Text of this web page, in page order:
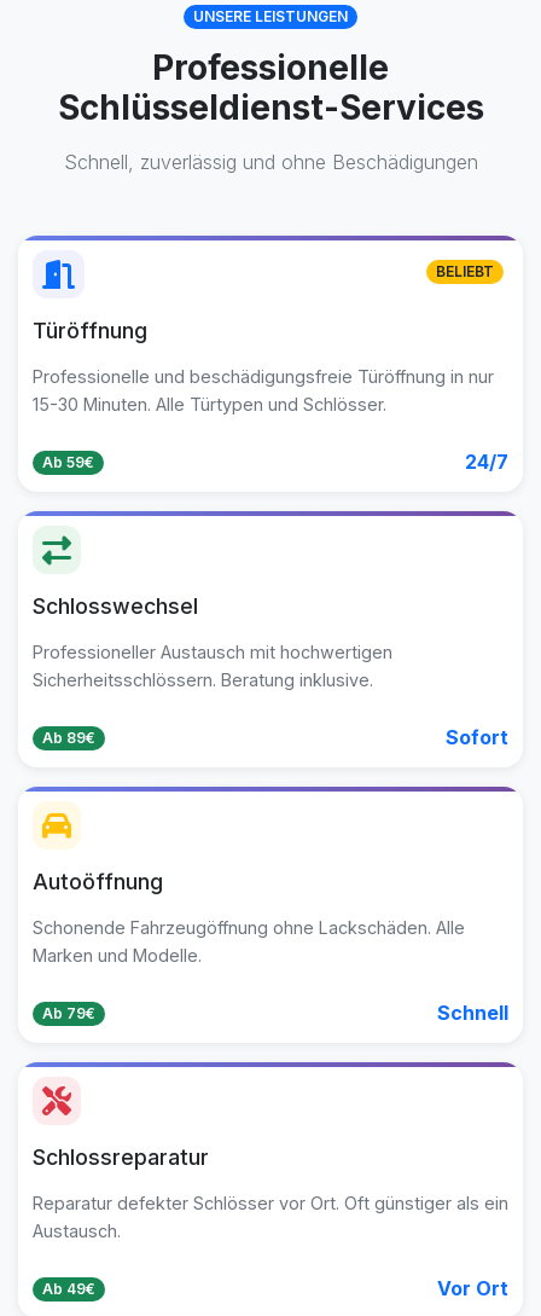
UNSERE LEISTUNGEN
Professionelle
Schlüsseldienst-Services
Schnell, zuverlässig und ohne Beschädigungen
Türöffnung
Professionelle und beschädigungsfreie Türöffnung in nur
15-30 Minuten. Alle Türtypen und Schlösser.
Ab 59€ 24/7
BELIEBT
Schlosswechsel
Professioneller Austausch mit hochwertigen
Sicherheitsschlössern. Beratung inklusive.
Ab 89€ Sofort
Autoöffnung
Schonende Fahrzeugöffnung ohne Lackschäden. Alle
Marken und Modelle.
Ab 79€ Schnell
Schlossreparatur
Reparatur defekter Schlösser vor Ort. Oft günstiger als ein
Austausch.
Ab 49€ Vor Ort